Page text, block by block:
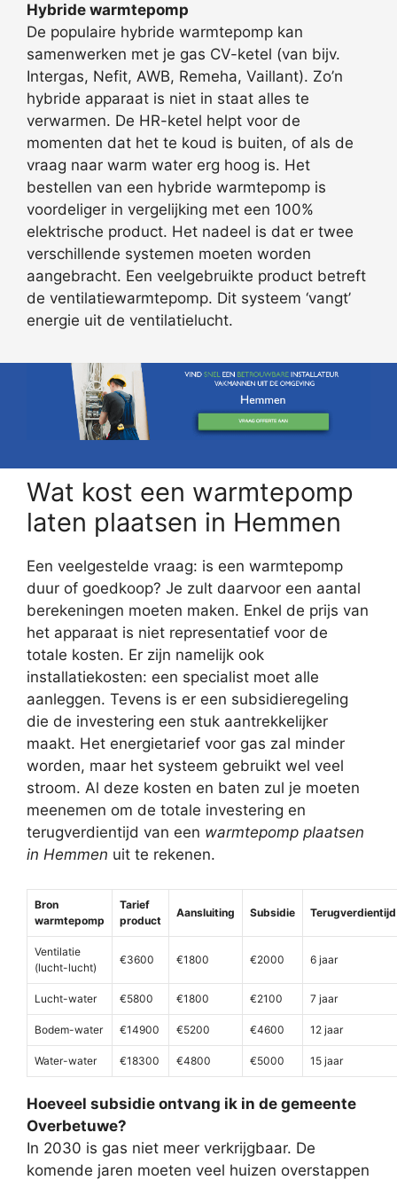
Hybride warmtepomp
De populaire hybride warmtepomp kan
samenwerken met je gas CV-ketel (van bijv.
Intergas, Nefit, AWB, Remeha, Vaillant). Zo’n
hybride apparaat is niet in staat alles te
verwarmen. De HR-ketel helpt voor de
momenten dat het te koud is buiten, of als de
vraag naar warm water erg hoog is. Het
bestellen van een hybride warmtepomp is
voordeliger in vergelijking met een 100%
elektrische product. Het nadeel is dat er twee
verschillende systemen moeten worden
aangebracht. Een veelgebruikte product betreft
de ventilatiewarmtepomp. Dit systeem ‘vangt’
energie uit de ventilatielucht.
Wat kost een warmtepomp
laten plaatsen in Hemmen
Een veelgestelde vraag: is een warmtepomp
duur of goedkoop? Je zult daarvoor een aantal
berekeningen moeten maken. Enkel de prijs van
het apparaat is niet representatief voor de
totale kosten. Er zijn namelijk ook
installatiekosten: een specialist moet alle
aanleggen. Tevens is er een subsidieregeling
die de investering een stuk aantrekkelijker
maakt. Het energietarief voor gas zal minder
worden, maar het systeem gebruikt wel veel
stroom. Al deze kosten en baten zul je moeten
meenemen om de totale investering en
terugverdientijd van een warmtepomp plaatsen
in Hemmen uit te rekenen.
Bron
warmtepomp
Tarief
product
Aansluiting Subsidie Terugverdientijd
Ventilatie
(lucht-lucht)
€3600 €1800 €2000 6 jaar
Lucht-water €5800 €1800 €2100 7 jaar
Bodem-water €14900 €5200 €4600 12 jaar
Water-water €18300 €4800 €5000 15 jaar
Hoeveel subsidie ontvang ik in de gemeente
Overbetuwe?
In 2030 is gas niet meer verkrijgbaar. De
komende jaren moeten veel huizen overstappen